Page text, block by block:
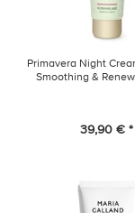
Primavera Night
Smoothing &
39,90 € *